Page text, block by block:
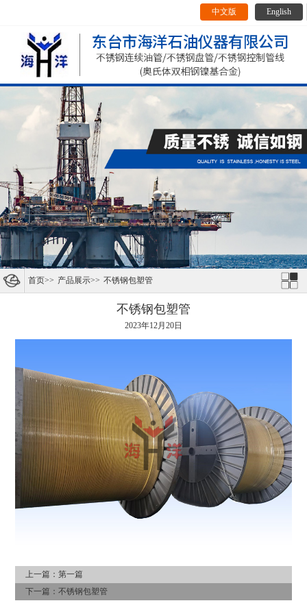
中文版 English
首页>> 产品展示>> 不锈钢包塑管
不锈钢包塑管
2023年12月20日
上一篇：第一篇
下一篇：不锈钢包塑管